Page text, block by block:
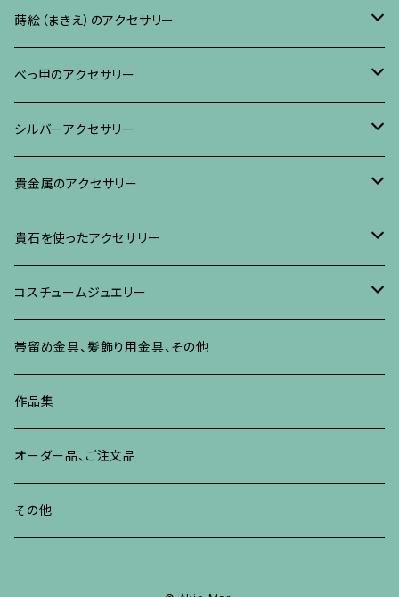
リング
ブレスレット・バングル、その他
ネックレス、ペンダント
ブレスレット、その他
イヤリング・ピアス
ネックレス、ペンダント
リング
ブレスレット、その他
ブローチ
イヤリング・ピアス
ネックレス、ペンダント
リング
ブレスレット、その他
蒔絵（まきえ）のアクセサリー
べっ甲に蒔絵のアクセサリー
ブローチ
イヤリング・ピアス
真珠に蒔絵のアクセサリー
ブローチ
イヤリング、ピアス
水晶に蒔絵のアクセサリー
ブローチ
イヤリング、ピアス
朴の木やポプラに蒔絵のアクセサリー
ブローチ
イヤリング・ピアス
その他の蒔絵のアクセサリー
べっ甲のアクセサリー
ブローチ
イヤリング、ピアス
ネックレス、ペンダント
リング
ブレスレット、バングル、その他
シルバーアクセサリー
ブローチ
イヤリング、ピアス
ネックレス、ペンダント
リング
ブレスレット、バングル、その他
貴金属のアクセサリー
ブローチ
イヤリング、ピアス
ネックレス、ペンダント
ブレスレット、その他
リング
貴石を使ったアクセサリー
ブローチ
イヤリング、ピアス
ネックレス、ペンダント
リング
ブレスレット、バングル
コスチュームジュエリー
ブローチ
イヤリング、ピアス
ネックレス、ペンダント
リング
帯留め金具、髪飾り用金具、その他
作品集
オーダー品、ご注文品
その他